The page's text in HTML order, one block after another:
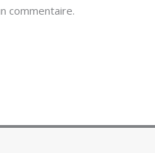
commentaire.